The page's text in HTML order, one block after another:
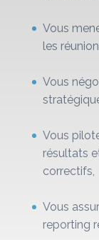
Vous
les
Vous
Vous
résultats
correctifs,
Vous
reporting